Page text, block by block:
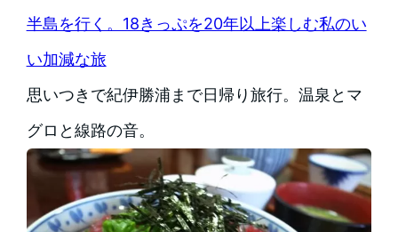
半島を行く。18きっぷを20年以上楽しむ私のい
い加減な旅
思いつきで紀伊勝浦まで日帰り旅行。温泉とマ
グロと線路の音。